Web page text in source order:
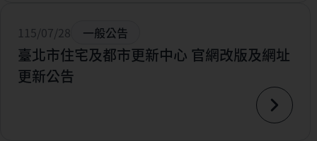
115/07/28 一般公告
臺北市住宅及都市更新中心 官網改版及網址
更新公告